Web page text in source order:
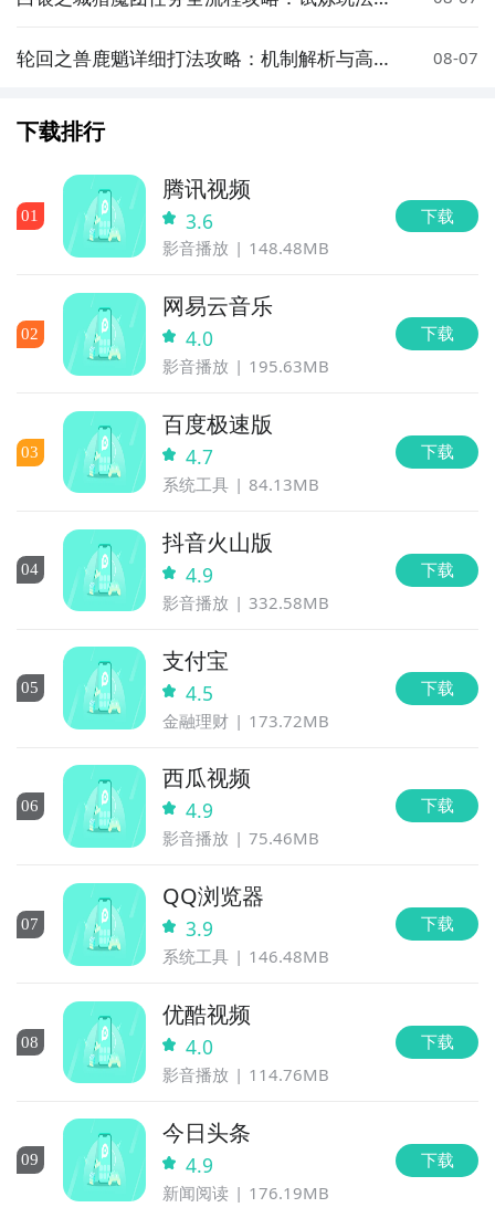
轮回之兽鹿魈详细打法攻略：机制解析与高效
08-07
下载排行
01
腾讯视频
3.6
影音播放 148.48MB
下载
02
网易云音乐
4.0
影音播放 195.63MB
下载
03
百度极速版
4.7
系统工具 84.13MB
下载
04
抖音火山版
4.9
影音播放 332.58MB
下载
05
支付宝
4.5
金融理财 173.72MB
下载
06
西瓜视频
4.9
影音播放 75.46MB
下载
07
QQ浏览器
3.9
系统工具 146.48MB
下载
08
优酷视频
4.0
影音播放 114.76MB
下载
09
今日头条
4.9
新闻阅读 176.19MB
下载